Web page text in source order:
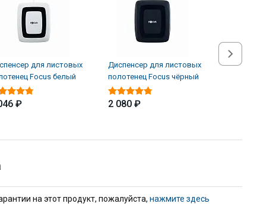
для листовых
Focus белый
₽
Диспенсер для листовых
полотенец Focus чёрный
2 080 ₽
на этот продукт, пожалуйста, нажмите здесь